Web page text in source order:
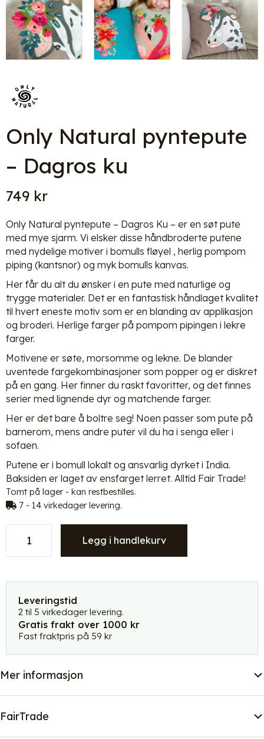
Only Natural pyntepute
– Dagros ku
749 kr
Only Natural pyntepute – Dagros Ku – er en søt pute
med mye sjarm. Vi elsker disse håndbroderte putene
med nydelige motiver i bomulls fløyel , herlig pompom
piping (kantsnor) og myk bomulls kanvas.
Her får du alt du ønsker i en pute med naturlige og
trygge materialer. Det er en fantastisk håndlaget kvalitet
til hvert eneste motiv som er en blanding av applikasjon
og broderi. Herlige farger på pompom pipingen i lekre
farger.
Motivene er søte, morsomme og lekne. De blander
uventede fargekombinasjoner som popper og er diskret
på en gang. Her finner du raskt favoritter, og det finnes
serier med lignende dyr og matchende farger.
Her er det bare å boltre seg! Noen passer som pute på
barnerom, mens andre puter vil du ha i senga eller i
sofaen.
Putene er i bomull lokalt og ansvarlig dyrket i India.
Baksiden er laget av ensfarget lerret. Alltid Fair Trade!
Tomt på lager - kan restbestilles.
7 - 14 virkedager levering.
Natural
Dagros
antall
Legg i handlekurv
Leveringstid
2 til 5 virkedager levering.
Gratis frakt over 1000 kr
Fast fraktpris på 59 kr
Mer informasjon
FairTrade